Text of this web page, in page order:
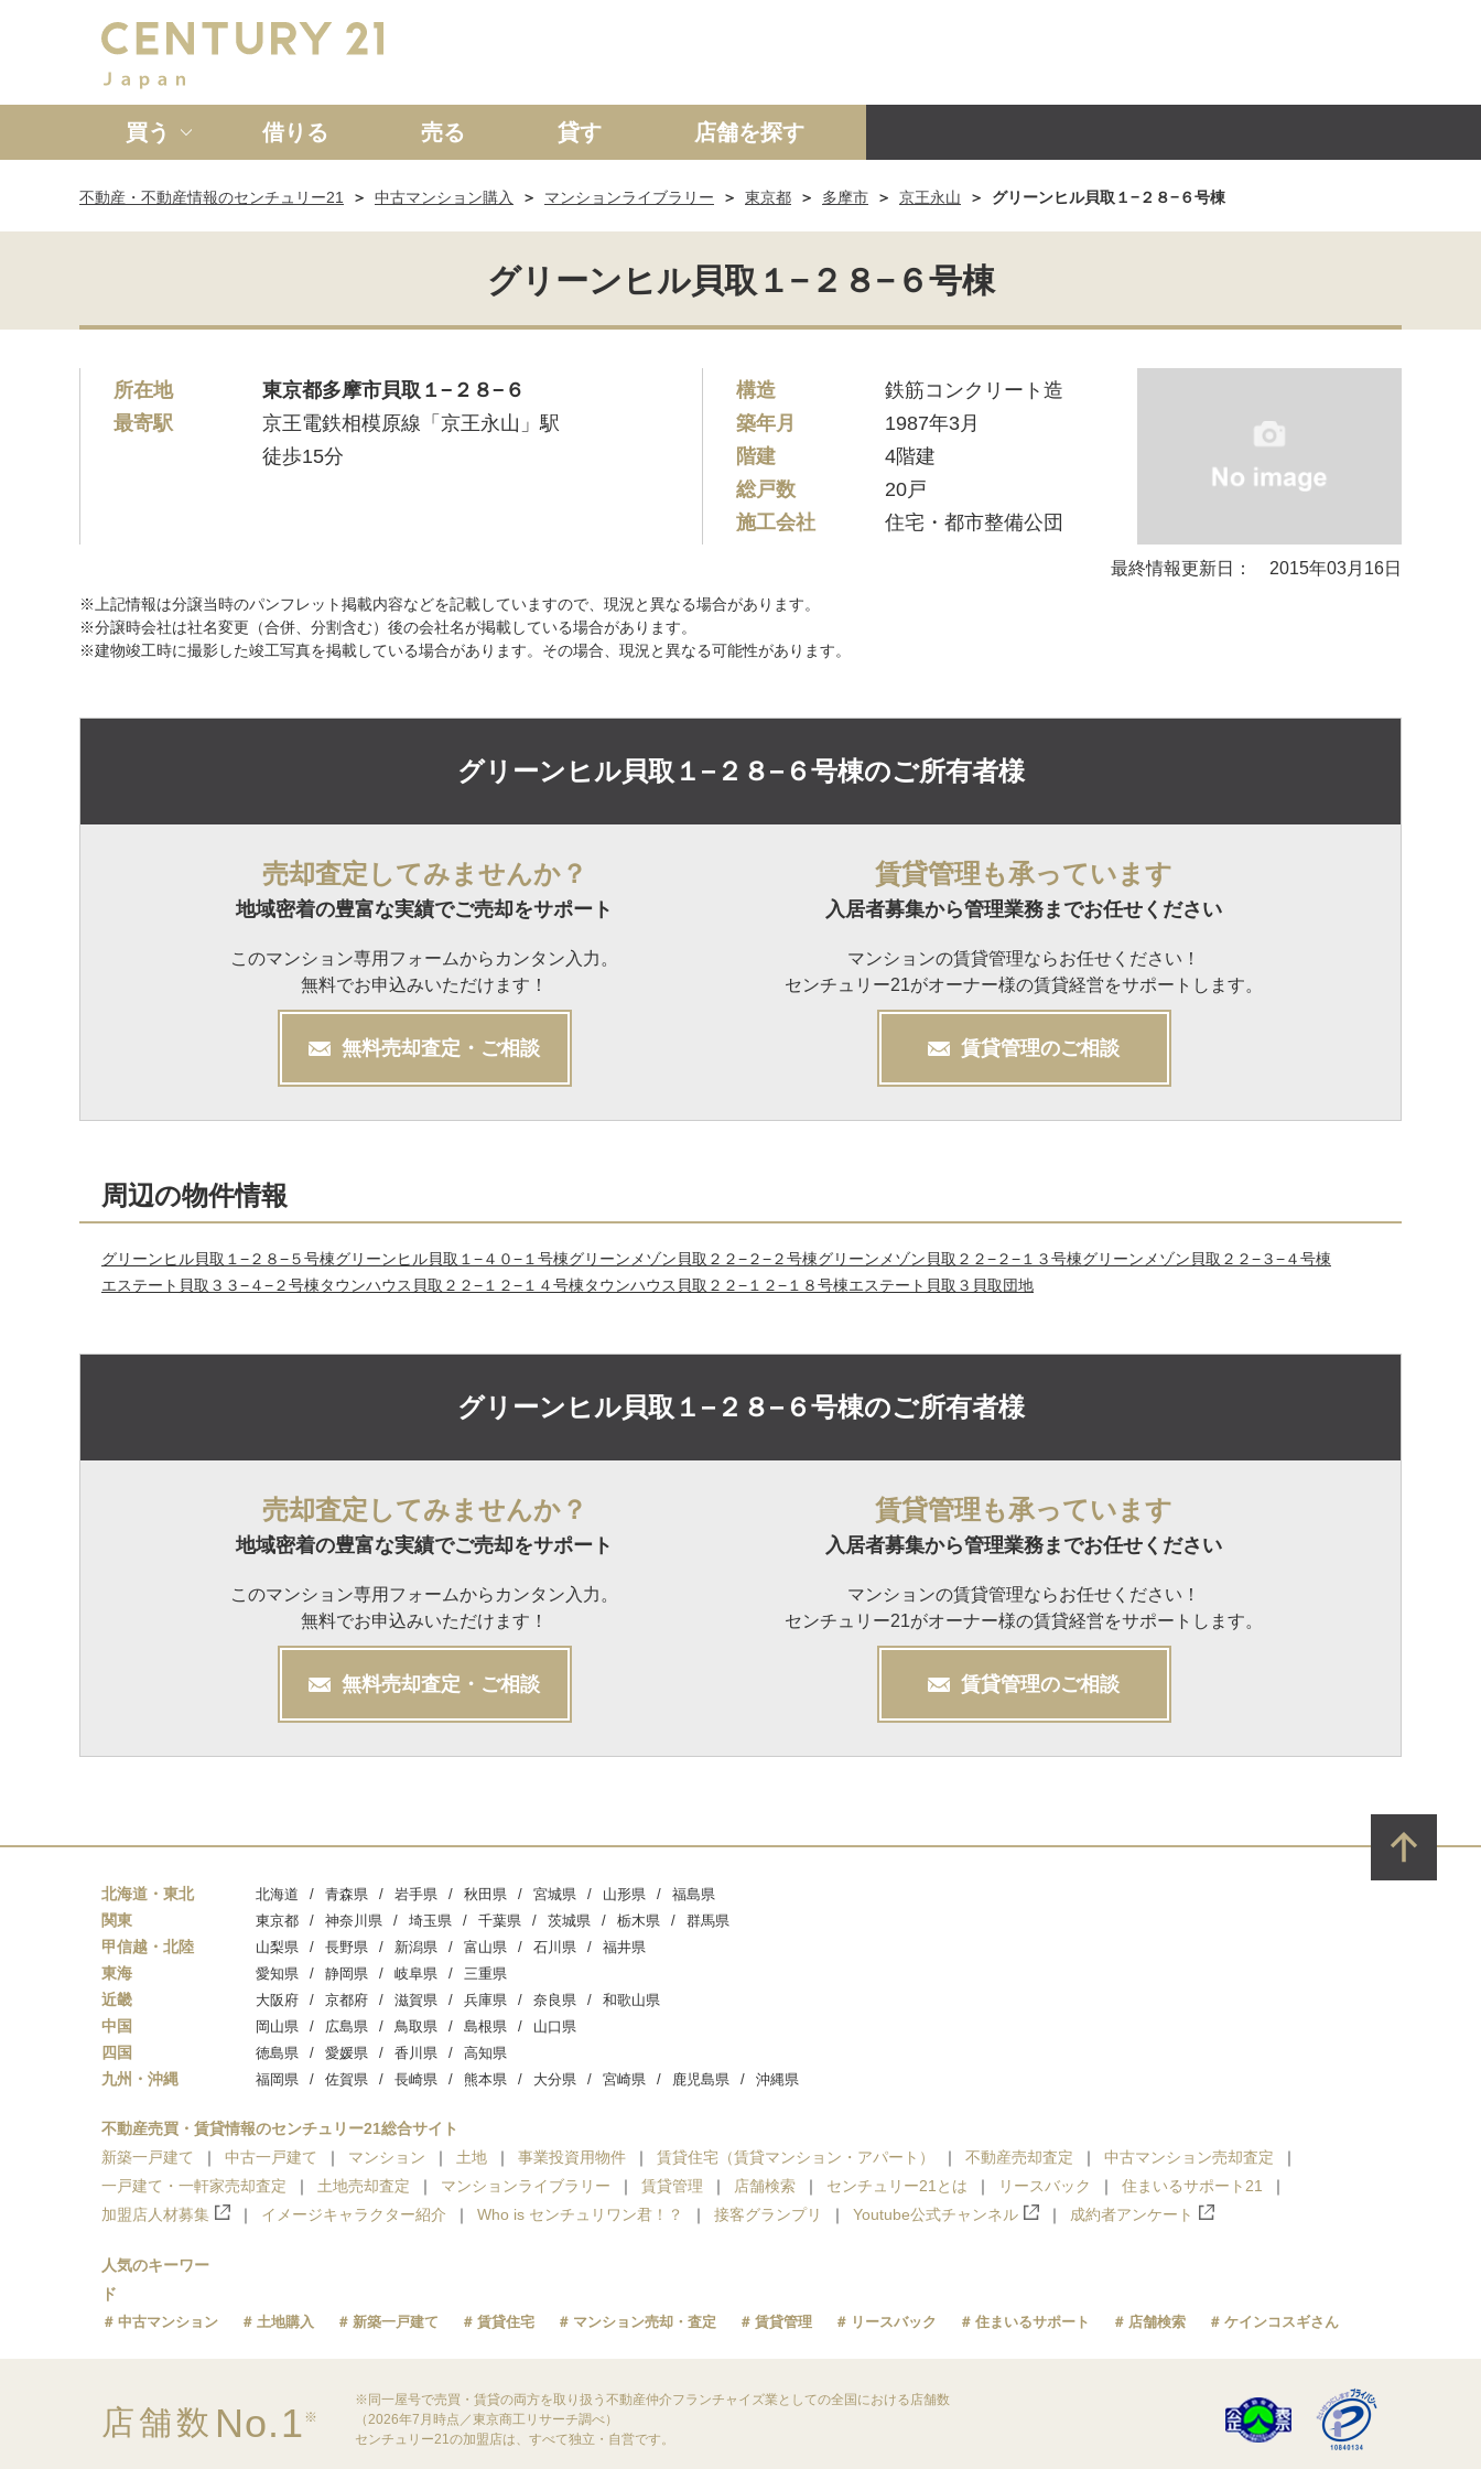
買う
新築一戸建て 中古一戸建て マンション 土地 事業投資用
借りる 売る 貸す 店舗を探す
不動産・不動産情報のセンチュリー21 中古マンション購入 マンションライブラリー 東京都 多摩市 京王永山 グリーンヒル貝取１−２８−６号棟
グリーンヒル貝取１−２８−６号棟
所在地
東京都多摩市貝取１−２８−６
最寄駅
京王電鉄相模原線「京王永山」駅
徒歩15分
構造
鉄筋コンクリート造
築年月
1987年3月
階建
4階建
総戸数
20戸
施工会社
住宅・都市整備公団
最終情報更新日： 2015年03月16日
※上記情報は分譲当時のパンフレット掲載内容などを記載していますので、現況と異なる場合があります。
※分譲時会社は社名変更（合併、分割含む）後の会社名が掲載している場合があります。
※建物竣工時に撮影した竣工写真を掲載している場合があります。その場合、現況と異なる可能性があります。
グリーンヒル貝取１−２８−６号棟のご所有者様
売却査定してみませんか？
地域密着の豊富な実績でご売却をサポート
このマンション専用フォームからカンタン入力。
無料でお申込みいただけます！
無料売却査定・ご相談
賃貸管理も承っています
入居者募集から管理業務までお任せください
マンションの賃貸管理ならお任せください！
センチュリー21がオーナー様の賃貸経営をサポートします。
賃貸管理のご相談
周辺の物件情報
グリーンヒル貝取１−２８−５号棟グリーンヒル貝取１−４０−１号棟グリーンメゾン貝取２２−２−２号棟グリーンメゾン貝取２２−２−１３号棟グリーンメゾン貝取２２−３−４号棟
エステート貝取３３−４−２号棟タウンハウス貝取２２−１２−１４号棟タウンハウス貝取２２−１２−１８号棟エステート貝取３ 貝取団地
グリーンヒル貝取１−２８−６号棟のご所有者様
売却査定してみませんか？
地域密着の豊富な実績でご売却をサポート
このマンション専用フォームからカンタン入力。
無料でお申込みいただけます！
無料売却査定・ご相談
賃貸管理も承っています
入居者募集から管理業務までお任せください
マンションの賃貸管理ならお任せください！
センチュリー21がオーナー様の賃貸経営をサポートします。
賃貸管理のご相談
北海道・東北 北海道 青森県 岩手県 秋田県 宮城県 山形県 福島県
関東 東京都 神奈川県 埼玉県 千葉県 茨城県 栃木県 群馬県
甲信越・北陸 山梨県 長野県 新潟県 富山県 石川県 福井県
東海 愛知県 静岡県 岐阜県 三重県
近畿 大阪府 京都府 滋賀県 兵庫県 奈良県 和歌山県
中国 岡山県 広島県 鳥取県 島根県 山口県
四国 徳島県 愛媛県 香川県 高知県
九州・沖縄 福岡県 佐賀県 長崎県 熊本県 大分県 宮崎県 鹿児島県 沖縄県
不動産売買・賃貸情報のセンチュリー21総合サイト
新築一戸建て
中古一戸建て マンション 土地 事業投資用物件 賃貸住宅（賃貸マンション・アパート） 不動産売却査定
中古マンション売却査定
一戸建て・一軒家売却査定
土地売却査定 マンションライブラリー 賃貸管理 店舗検索 センチュリー21とは リースバック
住まいるサポート21
加盟店人材募集
イメージキャラクター紹介 Who is センチュリワン君！？ 接客グランプリ Youtube公式チャンネル 成約者アンケート
人気のキーワー
ド
中古マンション 土地購入 新築一戸建て 賃貸住宅 マンション売却・査定 賃貸管理 リースバック 住まいるサポート 店舗検索 ケインコスギさん
店舗数 No.1 ※
※同一屋号で売買・賃貸の両方を取り扱う不動産仲介フランチャイズ業としての全国における店舗数
（2026年7月時点／東京商工リサーチ調べ）
センチュリー21の加盟店は、すべて独立・自営です。